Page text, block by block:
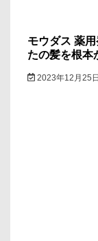
モウダス 薬
たの髪を根本
2023年12月25日